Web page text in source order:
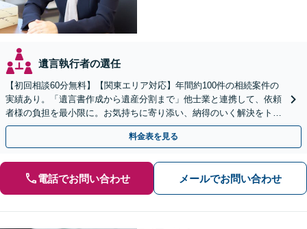
遺言執行者の選任
【初回相談60分無料】【関東エリア対応】年間約100件の相続案件の
実績あり。「遺言書作成から遺産分割まで」他士業と連携して、依頼
者様の負担を最小限に。お気持ちに寄り添い、納得のいく解決をトー
タル・サポート【当日・夜間（18時まで）の相談可】
料金表を見る
電話でお問い合わせ メールでお問い合わせ